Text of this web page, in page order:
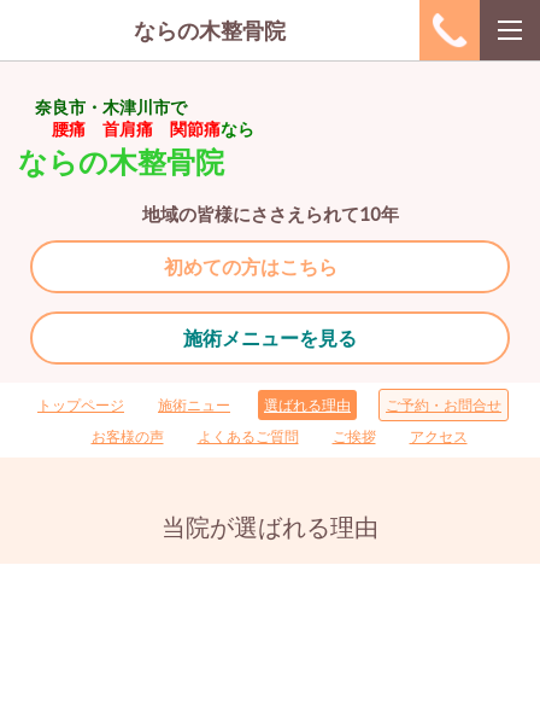
ならの木整骨院
奈良市・木津川市で
腰痛 首肩痛 関節痛なら
ならの木整骨院
地域の皆様にささえられて10年
初めての方はこちら
施術メニューを見る
トップページ 施術ニュー 選ばれる理由
ご予約・お問合せ
お客様の声
よくあるご質問 ご挨拶 アクセス
当院が選ばれる理由